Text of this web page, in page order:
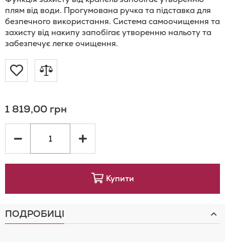
плям від води. Прогумована ручка та підставка для
безпечного використання. Система самоочищення та
захисту від накипу запобігає утворенню нальоту та
забезпечує легке очищення.
Додати
Списку
Бажань
Додати
порівняння
1 819,00 грн
Купити
ПОДРОБИЦІ